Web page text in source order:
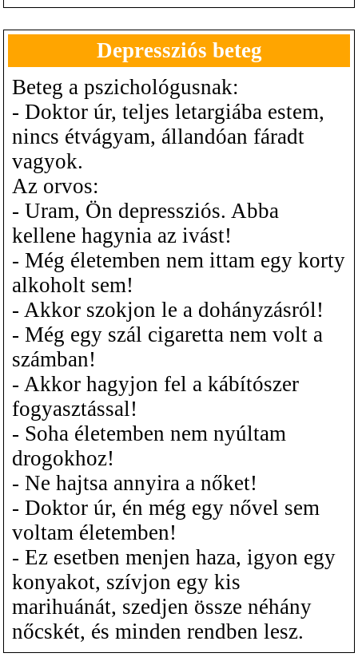
Depressziós beteg
Beteg a pszichológusnak:
- Doktor úr, teljes letargiába estem,
nincs étvágyam, állandóan fáradt
vagyok.
Az orvos:
- Uram, Ön depressziós. Abba
kellene hagynia az ivást!
- Még életemben nem ittam egy korty
alkoholt sem!
- Akkor szokjon le a dohányzásról!
- Még egy szál cigaretta nem volt a
számban!
- Akkor hagyjon fel a kábítószer
fogyasztással!
- Soha életemben nem nyúltam
drogokhoz!
- Ne hajtsa annyira a nőket!
- Doktor úr, én még egy nővel sem
voltam életemben!
- Ez esetben menjen haza, igyon egy
konyakot, szívjon egy kis
marihuánát, szedjen össze néhány
nőcskét, és minden rendben lesz.